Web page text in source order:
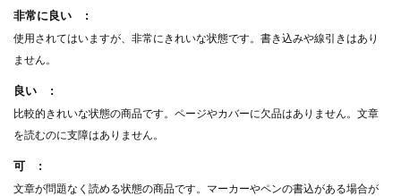
非常に良い
使用されてはいますが、非常にきれいな状態です。書き込みや線引きはあり
ません。
良い
比較的きれいな状態の商品です。ページやカバーに欠品はありません。文章
を読むのに支障はありません。
可
文章が問題なく読める状態の商品です。マーカーやペンの書込がある場合が